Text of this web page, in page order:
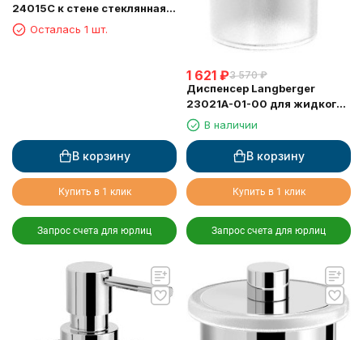
24015C к стене стеклянная
круглаяОсталась 1 шт.
В корзину
Купить в 1 клик
Запрос счета для юрлиц
1 621 ₽3 570 ₽
Диспенсер Langberger
23021A-01-00 для жидкого
мыла стеклянный круглый
В наличии
В корзину
Купить в 1 клик
Запрос счета для юрлиц